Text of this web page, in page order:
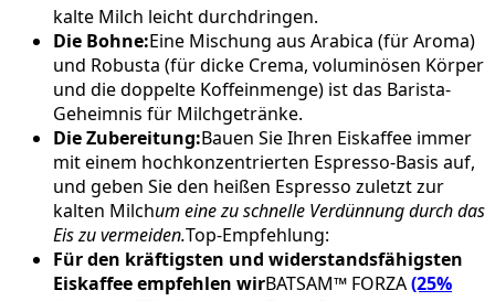
kalte Milch leicht durchdringen.
Die Bohne:Eine Mischung aus Arabica (für Aroma)
und Robusta (für dicke Crema, voluminösen Körper
und die doppelte Koffeinmenge) ist das Barista-
Geheimnis für Milchgetränke.
Die Zubereitung:Bauen Sie Ihren Eiskaffee immer
mit einem hochkonzentrierten Espresso-Basis auf,
und geben Sie den heißen Espresso zuletzt zur
kalten Milchum eine zu schnelle Verdünnung durch das
Eis zu vermeiden.Top-Empfehlung:
Für den kräftigsten und widerstandsfähigsten
Eiskaffee empfehlen wirBATSAM™ FORZA(25%